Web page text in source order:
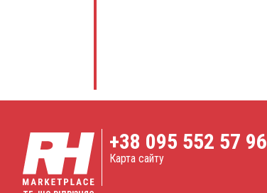
+38 095 552 57 96
Карта сайту